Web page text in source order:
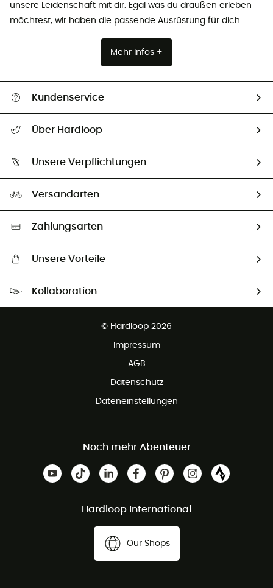
unsere Leidenschaft mit dir. Egal was du draußen erleben
möchtest, wir haben die passende Ausrüstung für dich.
Mehr Infos +
Kundenservice
Größentabelle
Vertrag widerrufen
Über Hardloop
Unsere Botschafter
Unsere Verpflichtungen
Auswahl an nachhaltigen Produkten
Versandarten
Zahlungsarten
Unsere Vorteile
Kollaboration
© Hardloop 2026
Impressum
AGB
Datenschutz
Dateneinstellungen
Noch mehr Abenteuer
Hardloop International
Our Shops